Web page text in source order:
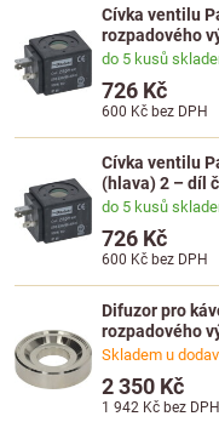
Cívka ventilu
rozpadového
do 5 kusů
726 Kč
600 Kč bez DPH
Cívka ventilu
(hlava) 2 – díl
do 5 kusů
726 Kč
600 Kč bez DPH
Difuzor pro
rozpadového
Skladem u
2 350 Kč
1 942 Kč bez DPH